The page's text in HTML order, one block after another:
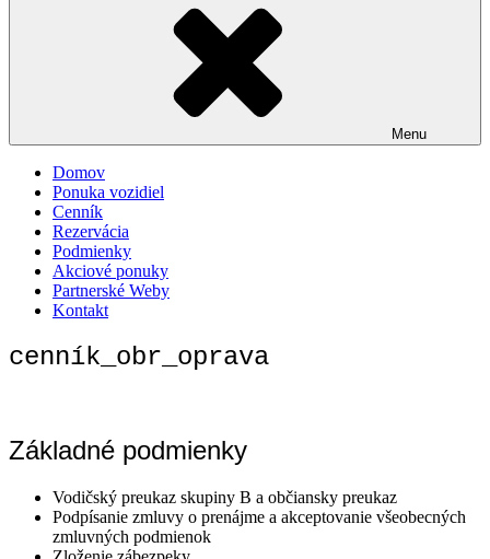
Menu
Domov
Ponuka vozidiel
Cenník
Rezervácia
Podmienky
Akciové ponuky
Partnerské Weby
Kontakt
cenník_obr_oprava
Základné podmienky
Vodičský preukaz skupiny B a občiansky preukaz
Podpísanie zmluvy o prenájme a akceptovanie všeobecných
zmluvných podmienok